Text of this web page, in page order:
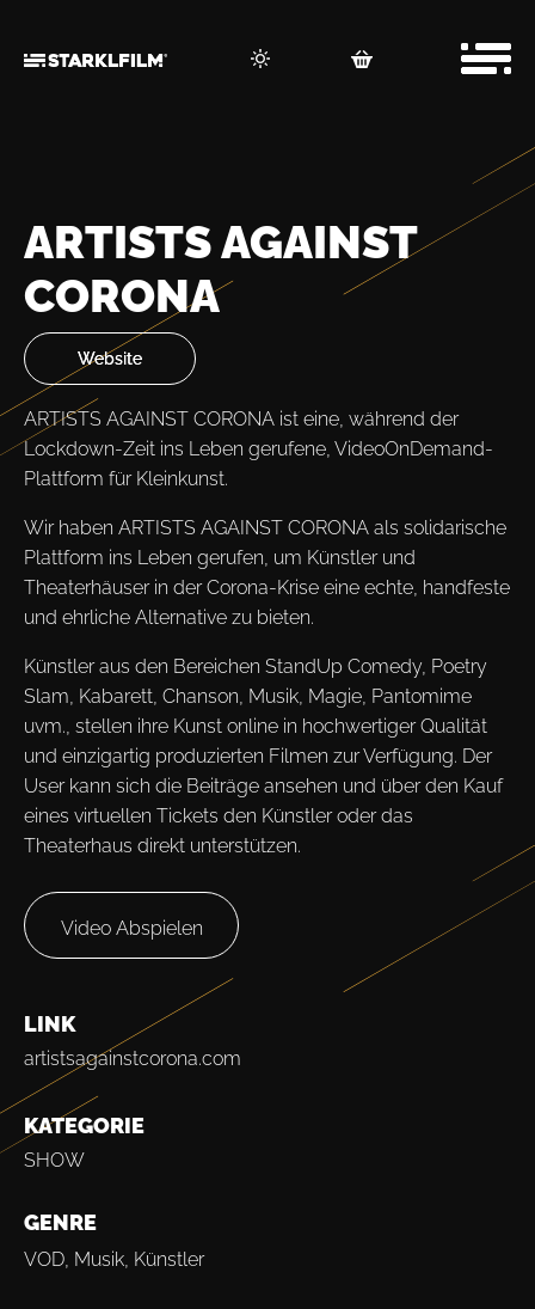
ARTISTS AGAINST
CORONA
Website
Website
ARTISTS AGAINST CORONA ist eine, während der
Lockdown-Zeit ins Leben gerufene, VideoOnDemand-
Plattform für Kleinkunst.
Wir haben ARTISTS AGAINST CORONA als solidarische
Plattform ins Leben gerufen, um Künstler und
Theaterhäuser in der Corona-Krise eine echte, handfeste
und ehrliche Alternative zu bieten.
Künstler aus den Bereichen StandUp Comedy, Poetry
Slam, Kabarett, Chanson, Musik, Magie, Pantomime
uvm., stellen ihre Kunst online in hochwertiger Qualität
und einzigartig produzierten Filmen zur Verfügung. Der
User kann sich die Beiträge ansehen und über den Kauf
eines virtuellen Tickets den Künstler oder das
Theaterhaus direkt unterstützen.
Video Abspielen
LINK
artistsagainstcorona.com
KATEGORIE
SHOW
GENRE
VOD, Musik, Künstler